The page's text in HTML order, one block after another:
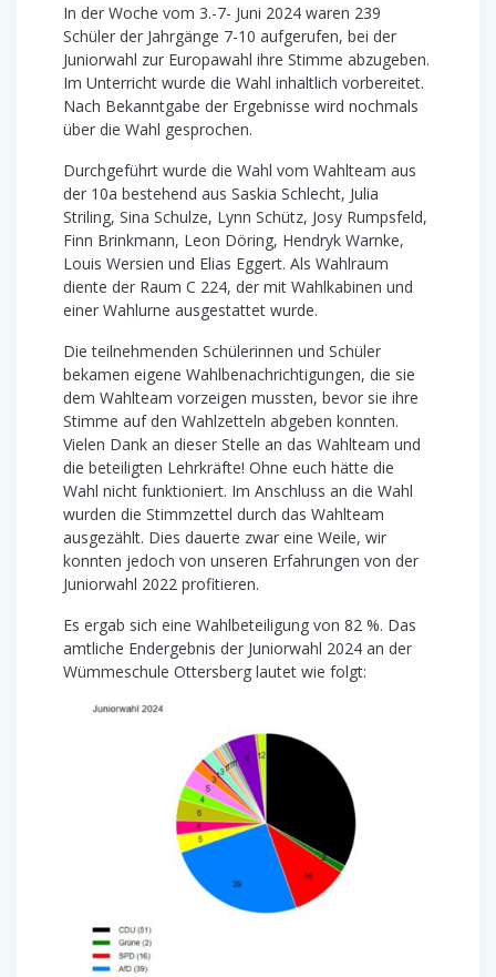
In der Woche vom 3.-7- Juni 2024 waren 239
Schüler der Jahrgänge 7-10 aufgerufen, bei der
Juniorwahl zur Europawahl ihre Stimme abzugeben.
Im Unterricht wurde die Wahl inhaltlich vorbereitet.
Nach Bekanntgabe der Ergebnisse wird nochmals
über die Wahl gesprochen.
Durchgeführt wurde die Wahl vom Wahlteam aus
der 10a bestehend aus Saskia Schlecht, Julia
Striling, Sina Schulze, Lynn Schütz, Josy Rumpsfeld,
Finn Brinkmann, Leon Döring, Hendryk Warnke,
Louis Wersien und Elias Eggert. Als Wahlraum
diente der Raum C 224, der mit Wahlkabinen und
einer Wahlurne ausgestattet wurde.
Die teilnehmenden Schülerinnen und Schüler
bekamen eigene Wahlbenachrichtigungen, die sie
dem Wahlteam vorzeigen mussten, bevor sie ihre
Stimme auf den Wahlzetteln abgeben konnten.
Vielen Dank an dieser Stelle an das Wahlteam und
die beteiligten Lehrkräfte! Ohne euch hätte die
Wahl nicht funktioniert. Im Anschluss an die Wahl
wurden die Stimmzettel durch das Wahlteam
ausgezählt. Dies dauerte zwar eine Weile, wir
konnten jedoch von unseren Erfahrungen von der
Juniorwahl 2022 profitieren.
Es ergab sich eine Wahlbeteiligung von 82 %. Das
amtliche Endergebnis der Juniorwahl 2024 an der
Wümmeschule Ottersberg lautet wie folgt: